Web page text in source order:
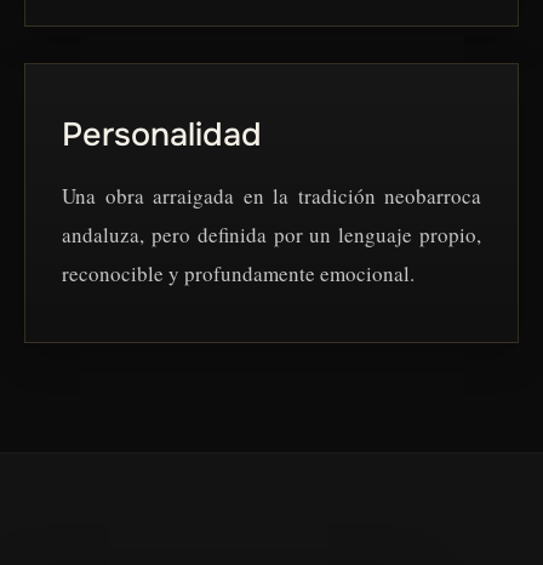
Personalidad
Una obra arraigada en la tradición neobarroca
andaluza, pero definida por un lenguaje propio,
reconocible y profundamente emocional.